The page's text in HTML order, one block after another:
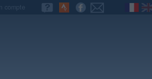
compte